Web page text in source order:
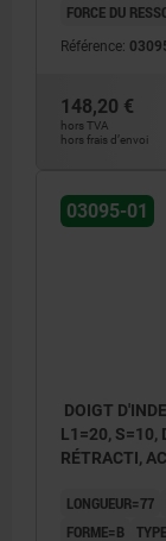
FORCE DU
Référence:
148,20 €
hors TVA
hors frais d’envoi
03095-01
DOIGT
L1=20, S=10,
RÉTRACTI,
LONGUEUR=77
FORME=B